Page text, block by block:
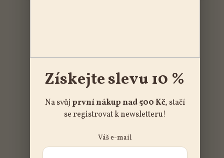
Získejte slevu 10 %
Na svůj první nákup nad 500 Kč, stačí
se registrovat k newsletteru!
Váš e-mail